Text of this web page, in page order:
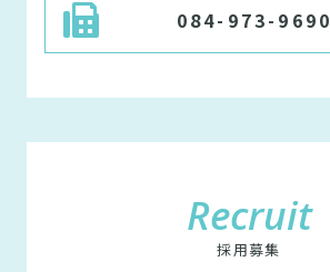
084-973-9690
Recruit
採用募集